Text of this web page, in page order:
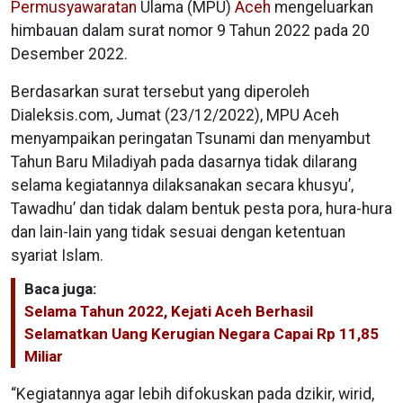
Permusyawaratan Ulama (MPU) Aceh mengeluarkan
himbauan dalam surat nomor 9 Tahun 2022 pada 20
Desember 2022.
Berdasarkan surat tersebut yang diperoleh
Dialeksis.com, Jumat (23/12/2022), MPU Aceh
menyampaikan peringatan Tsunami dan menyambut
Tahun Baru Miladiyah pada dasarnya tidak dilarang
selama kegiatannya dilaksanakan secara khusyu’,
Tawadhu’ dan tidak dalam bentuk pesta pora, hura-hura
dan lain-lain yang tidak sesuai dengan ketentuan
syariat Islam.
Baca juga:
Selama Tahun 2022, Kejati Aceh Berhasil
Selamatkan Uang Kerugian Negara Capai Rp 11,85
Miliar
“Kegiatannya agar lebih difokuskan pada dzikir, wirid,